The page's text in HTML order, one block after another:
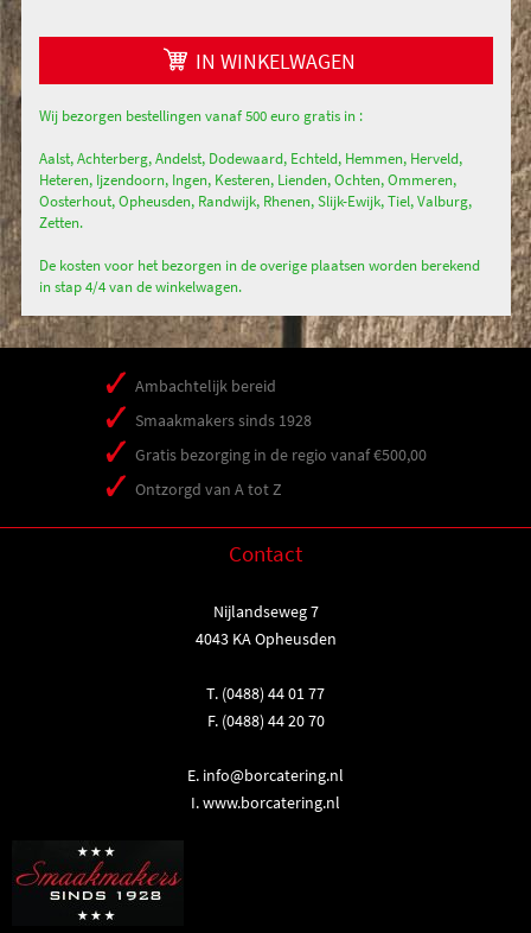
IN WINKELWAGEN
Wij bezorgen bestellingen vanaf 500 euro gratis in :
Aalst, Achterberg, Andelst, Dodewaard, Echteld, Hemmen, Herveld,
Heteren, Ijzendoorn, Ingen, Kesteren, Lienden, Ochten, Ommeren,
Oosterhout, Opheusden, Randwijk, Rhenen, Slijk-Ewijk, Tiel, Valburg,
Zetten.
De kosten voor het bezorgen in de overige plaatsen worden berekend
in stap 4/4 van de winkelwagen.
Ambachtelijk bereid
Smaakmakers sinds 1928
Gratis bezorging in de regio vanaf €500,00
Ontzorgd van A tot Z
Contact
Nijlandseweg 7
4043 KA Opheusden
T. (0488) 44 01 77
F. (0488) 44 20 70
E. info@borcatering.nl
I.www.borcatering.nl